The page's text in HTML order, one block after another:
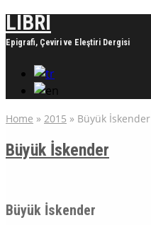
LIBRI
Epigrafi, Çeviri ve Eleştiri Dergisi
Home » 2015 » Büyük İskender
Büyük İskender
Büyük İskender